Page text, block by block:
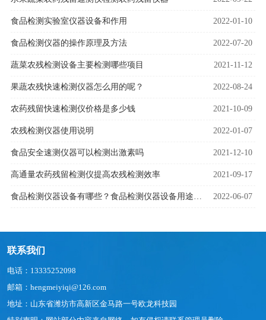
食品检测实验室仪器设备和作用 2022-01-10
食品检测仪器的操作原理及方法 2022-07-20
蔬菜农残检测设备主要检测哪些项目 2021-11-12
果蔬农残快速检测仪器怎么用的呢？ 2022-08-24
农药残留快速检测仪价格是多少钱 2021-10-09
农残检测仪器使用说明 2022-01-07
食品安全速测仪器可以检测出激素吗 2021-12-10
高通量农药残留检测仪提高农残检测效率 2021-09-17
食品检测仪器设备有哪些？食品检测仪器设备用途是什么 2022-06-07
联系我们
电话：13335252098
邮箱：hengmeiyiqi@126.com
地址：山东省潍坊市高新区金马路一号欧龙科技园